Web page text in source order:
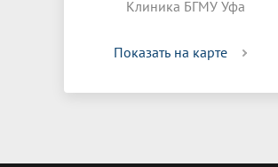
Клиника БГМУ Уфа
Показать на карте